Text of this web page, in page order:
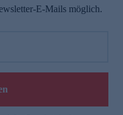
E-Mails möglich.